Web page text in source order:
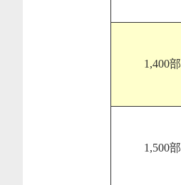
1,400部
1,500部